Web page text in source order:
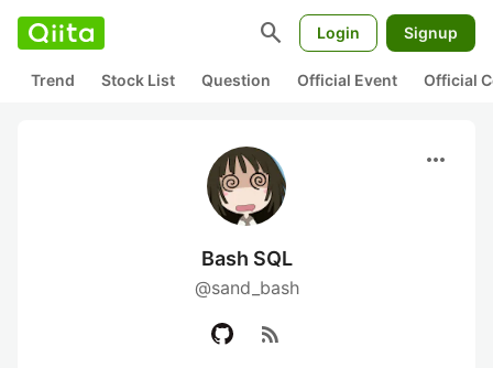
search Login Signup
Trend Stock List Question Official Event Official
more_horiz
Bash SQL
@sand_bash
rss_feed